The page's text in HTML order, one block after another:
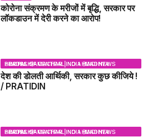
कोरोना संक्रमण के मरीजों में बृद्धि, सरकार पर
लॉकडाउन में देरी करने का आरोप!
BHOPAL SAMACHAR | NO 1 HINDI NEWS PORTAL OF CENTRAL INDIA (MADHYA PRADESH)
देश की डोलती आर्थिकी, सरकार कुछ कीजिये !
/ PRATIDIN
BHOPAL SAMACHAR | NO 1 HINDI NEWS PORTAL OF CENTRAL INDIA (MADHYA PRADESH)